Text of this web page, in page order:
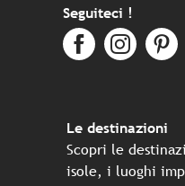
Seguiteci !
Le destinazioni
Scopri le
isole, i luoghi